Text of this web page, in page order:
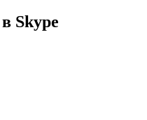
Skype